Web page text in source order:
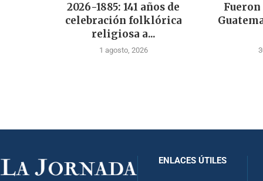
2026-1885: 141 años de
celebración folklórica
religiosa a...
1 agosto, 2026
Fueron
ENLACES ÚTILES